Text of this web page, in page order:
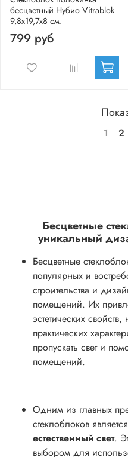
бесцветный Нубио Vitrablok
9,8x19,7x8 см.
799 руб
1 2
Бесцветные
уникальный
Бесцветные
популярных и
строительства и
помещений. Их
эстетических
практических
пропускать свет и
помещений.
Одним из главных
стеклоблоков
естественный свет.
выбором для